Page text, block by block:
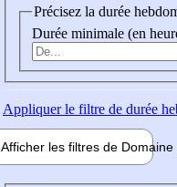
Précisez la durée
Durée minimale (en
Appliquerle filtre de durée
Afficher les filtres de Domaine